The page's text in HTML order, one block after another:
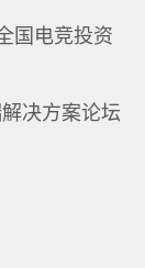
国电竞投资
决方案论坛